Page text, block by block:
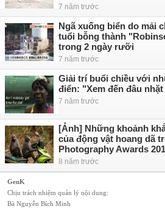
7 năm trước
Ngã xuống biển do mải
tuổi bỗng thành
trong 2 ngày rưỡi
7 năm trước
Giải trí buổi chiều với
điển: "Xem đến đâu
7 năm trước
[Ảnh] Những khoảnh
của động vật hoang dã
Photography Awards
8 năm trước
GenK
Chịu trách nhiệm quản lý nội dung:
Bà Nguyễn Bích Minh